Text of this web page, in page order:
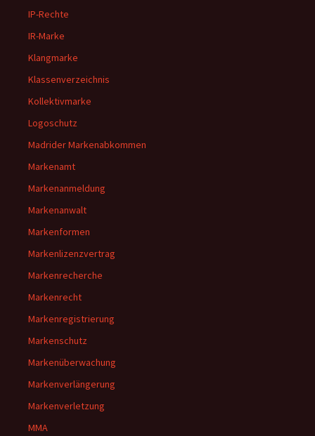
IP-Rechte
IR-Marke
Klangmarke
Klassenverzeichnis
Kollektivmarke
Logoschutz
Madrider Markenabkommen
Markenamt
Markenanmeldung
Markenanwalt
Markenformen
Markenlizenzvertrag
Markenrecherche
Markenrecht
Markenregistrierung
Markenschutz
Markenüberwachung
Markenverlängerung
Markenverletzung
MMA